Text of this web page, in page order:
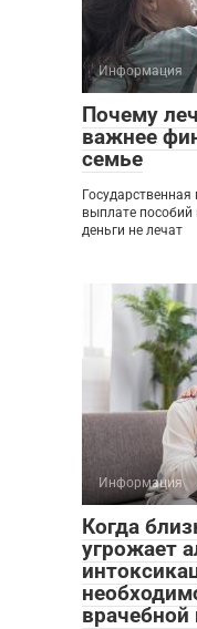
Информация
Почему
важнее
семье
выплате пособий
деньги не лечат
Информация
Когда
угрожает